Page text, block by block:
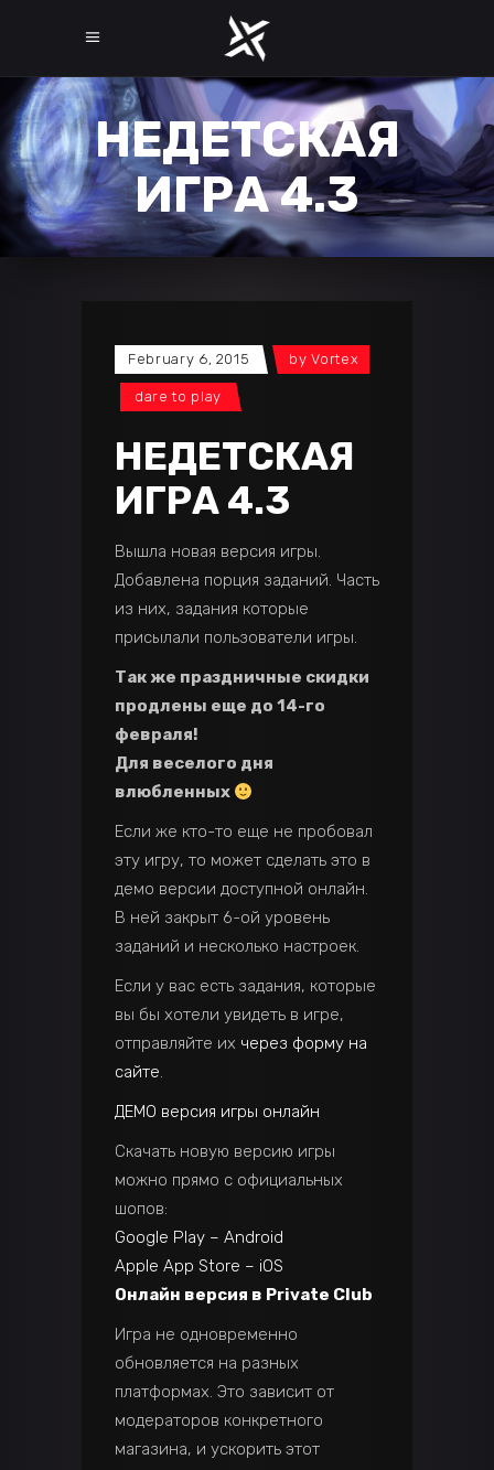
НЕДЕТСКАЯ
ИГРА 4.3
February 6, 2015 byVortex
dare to play
НЕДЕТСКАЯ
ИГРА 4.3
Вышла новая версия игры.
Добавлена порция заданий. Часть
из них, задания которые
присылали пользователи игры.
Так же праздничные скидки
продлены еще до 14-го
февраля!
Для веселого дня
влюбленных
Если же кто-то еще не пробовал
эту игру, то может сделать это в
демо версии доступной онлайн.
В ней закрыт 6-ой уровень
заданий и несколько настроек.
Если у вас есть задания, которые
вы бы хотели увидеть в игре,
отправляйте их через форму на
сайте.
ДЕМО версия игры онлайн
Скачать новую версию игры
можно прямо с официальных
шопов:
Google Play – Android
Apple App Store – iOS
Онлайн версия в Private Club
Игра не одновременно
обновляется на разных
платформах. Это зависит от
модераторов конкретного
магазина, и ускорить этот